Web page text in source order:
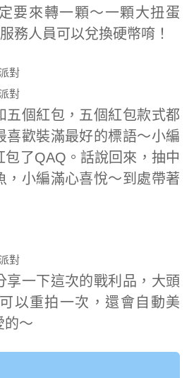
要來轉一顆～一顆大扭蛋
務人員可以兌換硬幣唷！
五個紅包，五個紅包款式都
喜歡裝滿最好的標語～小編
包了QAQ。話說回來，抽中
，小編滿心喜悅～到處帶著
享一下這次的戰利品，大頭
以重拍一次，還會自動美
的～